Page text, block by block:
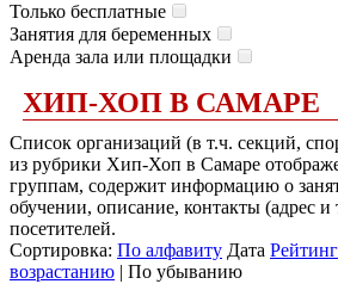
Только бесплатные
Занятия для беременных
Аренда зала или площадки
ХИП-ХОП В САМАРЕ
Список организаций (в т.ч. секций,
из рубрики Хип-Хоп в Самаре
группам, содержит информацию о
обучении, описание, контакты (адрес
посетителей.
Сортировка: По алфавиту Дата Рейтинг
возрастанию | По убыванию